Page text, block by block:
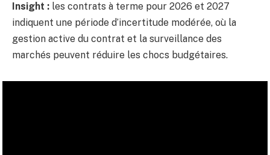
Insight : les contrats à terme pour 2026 et 2027
indiquent une période d’incertitude modérée, où la
gestion active du contrat et la surveillance des
marchés peuvent réduire les chocs budgétaires.